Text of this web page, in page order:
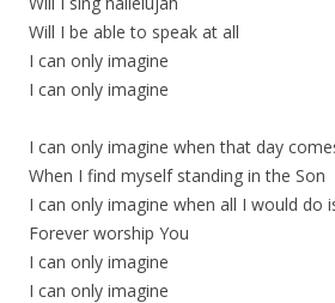
Will I be able to speak at all
I can only imagine
I can only imagine
I can only imagine when that day
When I find myself standing in the Son
I can only imagine when all I would do
Forever worship You
I can only imagine
I can only imagine